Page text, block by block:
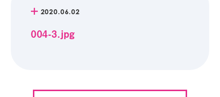
2020.06.02
004-3.jpg